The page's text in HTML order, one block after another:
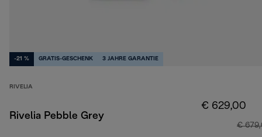
-21 % GRATIS-GESCHENK 3 JAHRE GARANTIE
RIVELIA
Rivelia Pebble Grey
€ 629,00
€